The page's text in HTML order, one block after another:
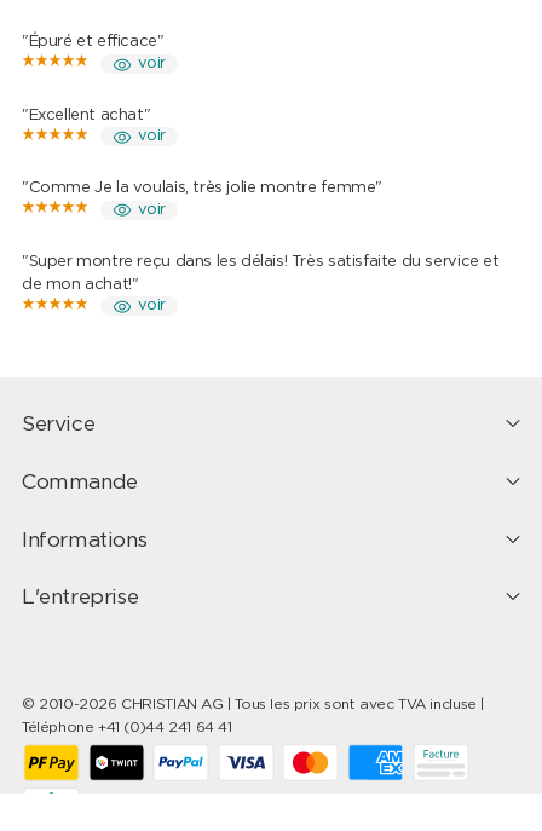
"Épuré et efficace"
voir
"Excellent achat"
voir
"Comme Je la voulais, très jolie montre femme"
voir
"Super montre reçu dans les délais! Très satisfaite du service et
de mon achat!"
voir
Service
Commande
Informations
L'entreprise
© 2010-2026 CHRISTIAN AG | Tous les prix sont avec TVA incluse |
Téléphone +41 (0)44 241 64 41